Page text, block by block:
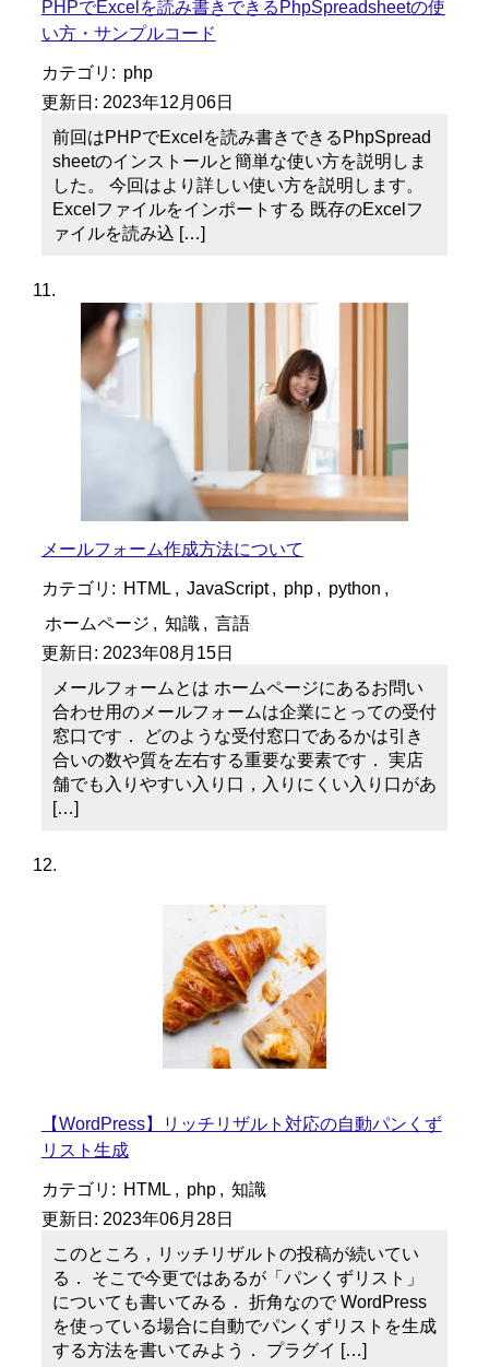
PHPでExcelを読み書きできるPhpSpreadsheetの使
い方・サンプルコード
カテゴリ: php
更新日: 2023年12月06日
前回はPHPでExcelを読み書きできるPhpSpread
sheetのインストールと簡単な使い方を説明しま
した。 今回はより詳しい使い方を説明します。
Excelファイルをインポートする 既存のExcelフ
ァイルを読み込 […]
メールフォーム作成方法について
カテゴリ: HTML , JavaScript , php , python ,
ホームページ , 知識 , 言語
更新日: 2023年08月15日
メールフォームとは ホームページにあるお問い
合わせ用のメールフォームは企業にとっての受付
窓口です． どのような受付窓口であるかは引き
合いの数や質を左右する重要な要素です． 実店
舗でも入りやすい入り口，入りにくい入り口があ
[…]
【WordPress】リッチリザルト対応の自動パンくず
リスト生成
カテゴリ: HTML , php , 知識
更新日: 2023年06月28日
このところ，リッチリザルトの投稿が続いてい
る． そこで今更ではあるが「パンくずリスト」
についても書いてみる． 折角なので WordPress
を使っている場合に自動でパンくずリストを生成
する方法を書いてみよう． プラグイ […]